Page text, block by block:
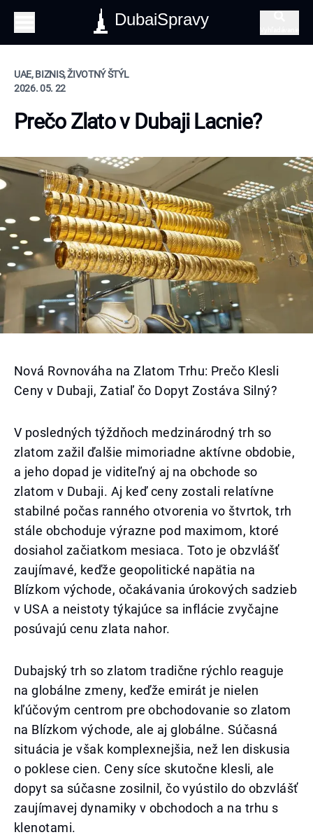
DubaiSpravy
UAE, BIZNIS, ŽIVOTNÝ ŠTÝL
2026. 05. 22
Prečo Zlato v Dubaji Lacnie?
Nová Rovnováha na Zlatom Trhu: Prečo Klesli
Ceny v Dubaji, Zatiaľ čo Dopyt Zostáva Silný?
V posledných týždňoch medzinárodný trh so
zlatom zažil ďalšie mimoriadne aktívne obdobie,
a jeho dopad je viditeľný aj na obchode so
zlatom v Dubaji. Aj keď ceny zostali relatívne
stabilné počas ranného otvorenia vo štvrtok, trh
stále obchoduje výrazne pod maximom, ktoré
dosiahol začiatkom mesiaca. Toto je obzvlášť
zaujímavé, keďže geopolitické napätia na
Blízkom východe, očakávania úrokových sadzieb
v USA a neistoty týkajúce sa inflácie zvyčajne
posúvajú cenu zlata nahor.
Dubajský trh so zlatom tradične rýchlo reaguje
na globálne zmeny, keďže emirát je nielen
kľúčovým centrom pre obchodovanie so zlatom
na Blízkom východe, ale aj globálne. Súčasná
situácia je však komplexnejšia, než len diskusia
o poklese cien. Ceny síce skutočne klesli, ale
dopyt sa súčasne zosilnil, čo vyústilo do obzvlášť
zaujímavej dynamiky v obchodoch a na trhu s
klenotami.